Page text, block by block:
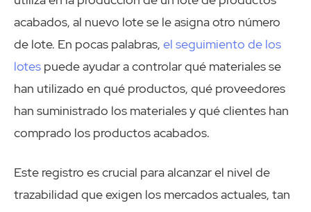
acabados, al nuevo lote se le asigna otro número
de lote. En pocas palabras, el seguimiento de los
lotes puede ayudar a controlar qué materiales se
han utilizado en qué productos, qué proveedores
han suministrado los materiales y qué clientes han
comprado los productos acabados.
Este registro es crucial para alcanzar el nivel de
trazabilidad que exigen los mercados actuales, tan